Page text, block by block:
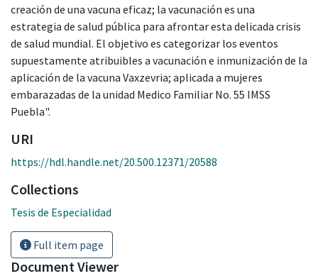
creación de una vacuna eficaz; la vacunación es una
estrategia de salud pública para afrontar esta delicada crisis
de salud mundial. El objetivo es categorizar los eventos
supuestamente atribuibles a vacunación e inmunización de la
aplicación de la vacuna Vaxzevria; aplicada a mujeres
embarazadas de la unidad Medico Familiar No. 55 IMSS
Puebla".
URI
https://hdl.handle.net/20.500.12371/20588
Collections
Tesis de Especialidad
Full item page
Document Viewer